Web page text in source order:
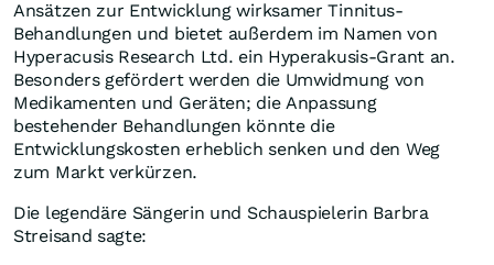
Ansätzen zur Entwicklung wirksamer Tinnitus-
Behandlungen und bietet außerdem im Namen von
Hyperacusis Research Ltd. ein Hyperakusis-Grant an.
Besonders gefördert werden die Umwidmung von
Medikamenten und Geräten; die Anpassung
bestehender Behandlungen könnte die
Entwicklungskosten erheblich senken und den Weg
zum Markt verkürzen.
Die legendäre Sängerin und Schauspielerin Barbra
Streisand sagte: